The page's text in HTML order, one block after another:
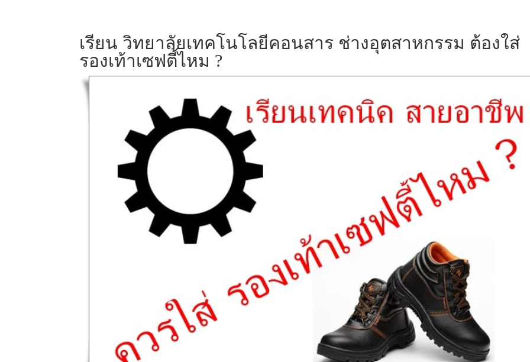
เรียน วิทยาลัยเทคโนโลยีคอนสาร ช่างอุตสาหกรรม ต้องใส่
รองเท้าเซฟตี้ไหม ?